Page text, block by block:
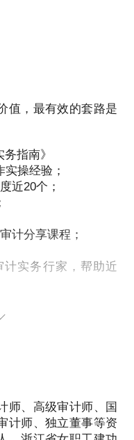
思考》 《内审准则在
的一切感到欣慰！再
到您这么好的良师实
！活到老，学到老！
老师的人格魅力，赞
值，最有效的套路是
指南》
实操经验；
近20个；
计分享课程；
计实务行家，帮助近
治理、授权体系、组
师、高级审计师、国
计师、独立董事等资